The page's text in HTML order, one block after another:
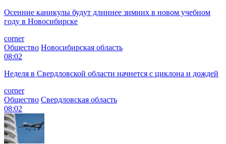
Осенние каникулы будут длиннее зимних в новом учебном
году в Новосибирске
corner
Общество Новосибирская область
08:02
Неделя в Свердловской области начнется с циклона и дождей
corner
Общество Свердловская область
08:02